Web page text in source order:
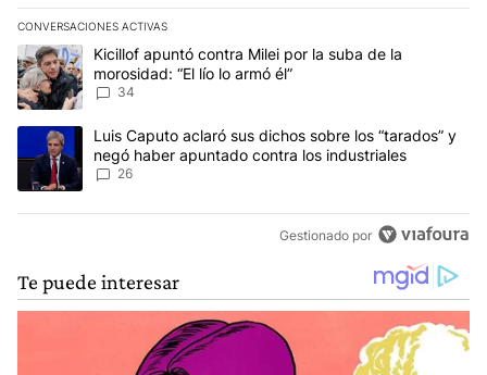
CONVERSACIONES ACTIVAS
Este listado muestra los artículos con más comentarios en los
Un artículo de tendencia con el título "Kicillof apuntó contra Milei
Kicillof apuntó contra Milei por la suba de la
morosidad: “El lío lo armó él”
34
Un artículo de tendencia con el título "Luis Caputo aclaró sus
Luis Caputo aclaró sus dichos sobre los “tarados” y
negó haber apuntado contra los industriales
26
Gestionado por